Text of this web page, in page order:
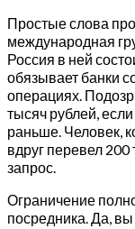
Простые слова
международная
Россия в ней
обязывает банки
операциях.
тысяч рублей,
раньше. Человек,
вдруг перевел 200
запрос.
Ограничение
посредника. Да, вы